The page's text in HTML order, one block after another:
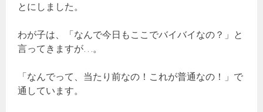
とにしました。
わが子は、「なんで今日もここでバイバイなの？」と
言ってきますが…。
「なんでって、当たり前なの！これが普通なの！」で
通しています。